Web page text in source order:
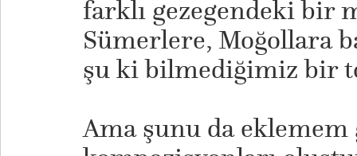
farklı gezegendeki bir
Sümerlere, Moğollara
şu ki bilmediğimiz bir
Ama şunu da